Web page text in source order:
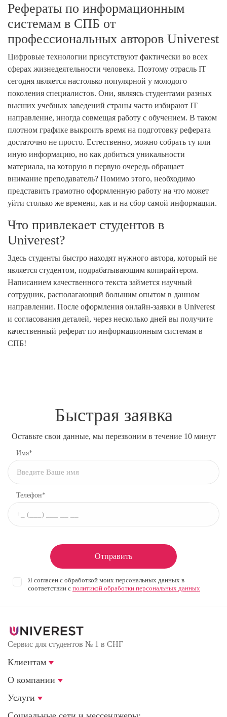
Рефераты по информационным
системам в СПБ от
профессиональных авторов Univerest
Цифровые технологии присутствуют фактически во всех
сферах жизнедеятельности человека. Поэтому отрасль IT
сегодня является настолько популярной у молодого
поколения специалистов. Они, являясь студентами разных
высших учебных заведений страны часто избирают IT
направление, иногда совмещая работу с обучением. В таком
плотном графике выкроить время на подготовку реферата
достаточно не просто. Естественно, можно собрать ту или
иную информацию, но как добиться уникальности
материала, на которую в первую очередь обращает
внимание преподаватель? Помимо этого, необходимо
представить грамотно оформленную работу на что может
уйти столько же времени, как и на сбор самой информации.
Что привлекает студентов в
Univerest?
Здесь студенты быстро находят нужного автора, который не
является студентом, подрабатывающим копирайтером.
Написанием качественного текста займется научный
сотрудник, располагающий большим опытом в данном
направлении. После оформления онлайн-заявки в Univerest
и согласования деталей, через несколько дней вы получите
качественный реферат по информационным системам в
СПБ!
Быстрая заявка
Оставьте свои данные, мы перезвоним в течение 10 минут
Имя*
Телефон*
Отправить
Я согласен с обработкой моих персональных данных в
соответствии с политикой обработки персональных данных
Сервис для студентов № 1 в СНГ
Клиентам
О компании
Услуги